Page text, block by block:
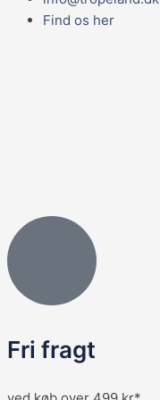
Find os her
Fri fragt